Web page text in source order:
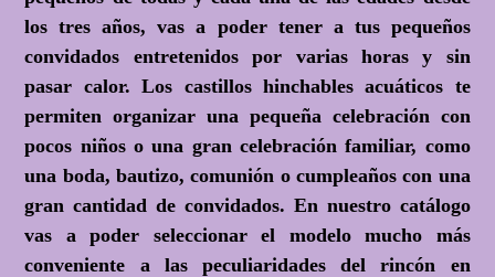
los tres años, vas a poder tener a tus pequeños
convidados entretenidos por varias horas y sin
pasar calor. Los castillos hinchables acuáticos te
permiten organizar una pequeña celebración con
pocos niños o una gran celebración familiar, como
una boda, bautizo, comunión o cumpleaños con una
gran cantidad de convidados. En nuestro catálogo
vas a poder seleccionar el modelo mucho más
conveniente a las peculiaridades del rincón en